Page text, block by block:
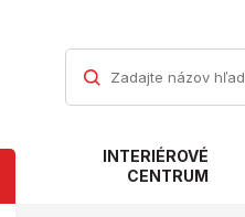
INTERIÉROVÉ
CENTRUM